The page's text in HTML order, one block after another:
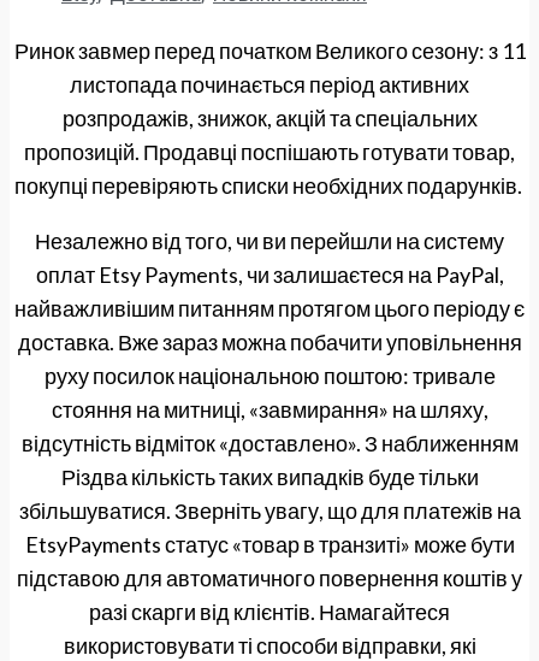
Ринок завмер перед початком Великого сезону: з 11
листопада починається період активних
розпродажів, знижок, акцій та спеціальних
пропозицій. Продавці поспішають готувати товар,
покупці перевіряють списки необхідних подарунків.
Незалежно від того, чи ви перейшли на систему
оплат Etsy Payments, чи залишаєтеся на PayPal,
найважливішим питанням протягом цього періоду є
доставка. Вже зараз можна побачити уповільнення
руху посилок національною поштою: тривале
стояння на митниці, «завмирання» на шляху,
відсутність відміток «доставлено». З наближенням
Різдва кількість таких випадків буде тільки
збільшуватися. Зверніть увагу, що для платежів на
EtsyPayments статус «товар в транзиті» може бути
підставою для автоматичного повернення коштів у
разі скарги від клієнтів. Намагайтеся
використовувати ті способи відправки, які